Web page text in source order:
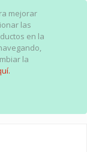
mejorar
las
en la
la